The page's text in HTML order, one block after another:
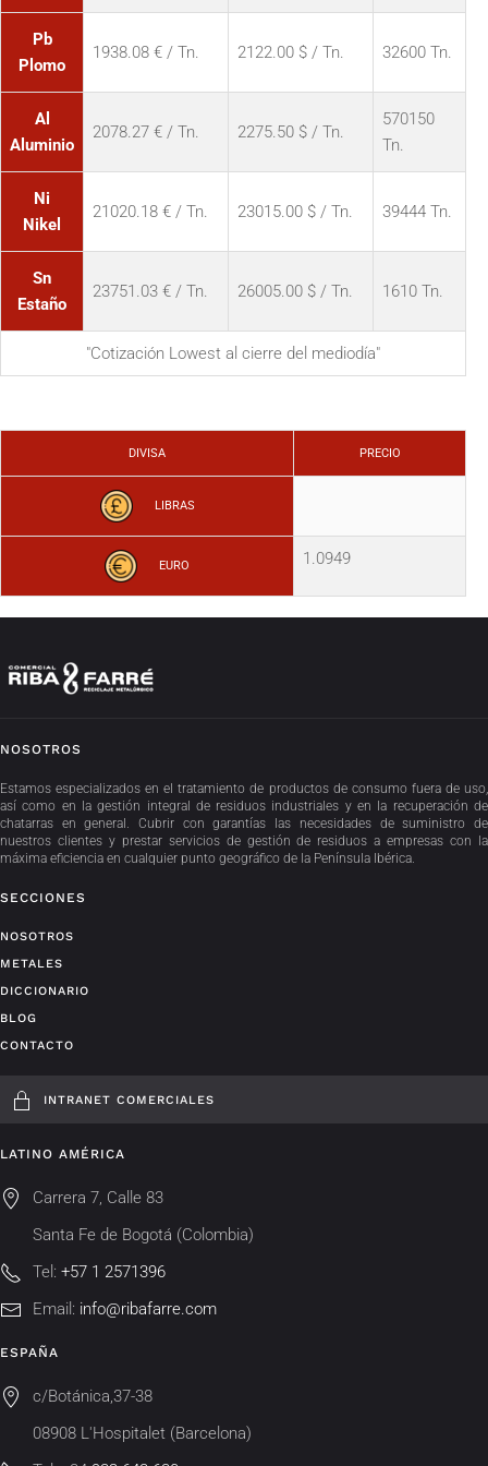
Pb
Plomo
1938.08 € / Tn. 2122.00 $ / Tn. 32600 Tn.
Al
Aluminio
2078.27 € / Tn. 2275.50 $ / Tn.
570150
Tn.
Ni
Nikel
21020.18 € / Tn. 23015.00 $ / Tn. 39444 Tn.
Sn
Estaño
23751.03 € / Tn. 26005.00 $ / Tn. 1610 Tn.
"Cotización Lowest al cierre del mediodía"
DIVISA PRECIO
LIBRAS
EURO 1.0949
NOSOTROS
Estamos especializados en el tratamiento de productos de consumo fuera de uso,
así como en la gestión integral de residuos industriales y en la recuperación de
chatarras en general. Cubrir con garantías las necesidades de suministro de
nuestros clientes y prestar servicios de gestión de residuos a empresas con la
máxima eficiencia en cualquier punto geográfico de la Península Ibérica.
SECCIONES
NOSOTROS
METALES
DICCIONARIO
BLOG
CONTACTO
INTRANET COMERCIALES
LATINO AMÉRICA
Carrera 7, Calle 83
Santa Fe de Bogotá (Colombia)
Tel: +57 1 2571396
Email: info@ribafarre.com
ESPAÑA
c/Botánica,37-38
08908 L'Hospitalet (Barcelona)